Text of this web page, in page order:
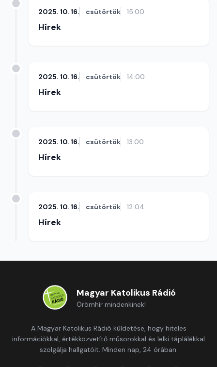
2025. 10. 16. csütörtök 15:00
Hírek
2025. 10. 16. csütörtök 14:00
Hírek
2025. 10. 16. csütörtök 13:00
Hírek
2025. 10. 16. csütörtök 12:04
Hírek
Magyar Katolikus Rádió
Örömhír mindenkinek!
A Magyar Katolikus Rádió küldetése, hogy hiteles
információkkal, értékközvetítő műsorokkal és lelki táplálékkal
szolgálja hallgatóit. Minden nap, 24 órában.